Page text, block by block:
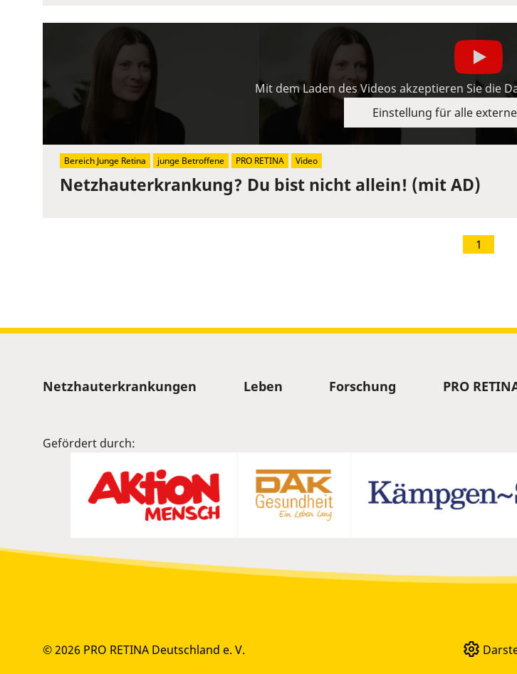
Netzhauterkrankung? Du bist nicht allein! (mit AD)
Mit dem Laden des Videos akzeptieren Sie die
Einstellung für alle
Bereich Junge Retina junge Betroffene PRO RETINA Video
1
Sitemap
Netzhauterkrankungen Leben Forschung PRO
Gefördert durch:
© 2026 PRO RETINA Deutschland e. V.